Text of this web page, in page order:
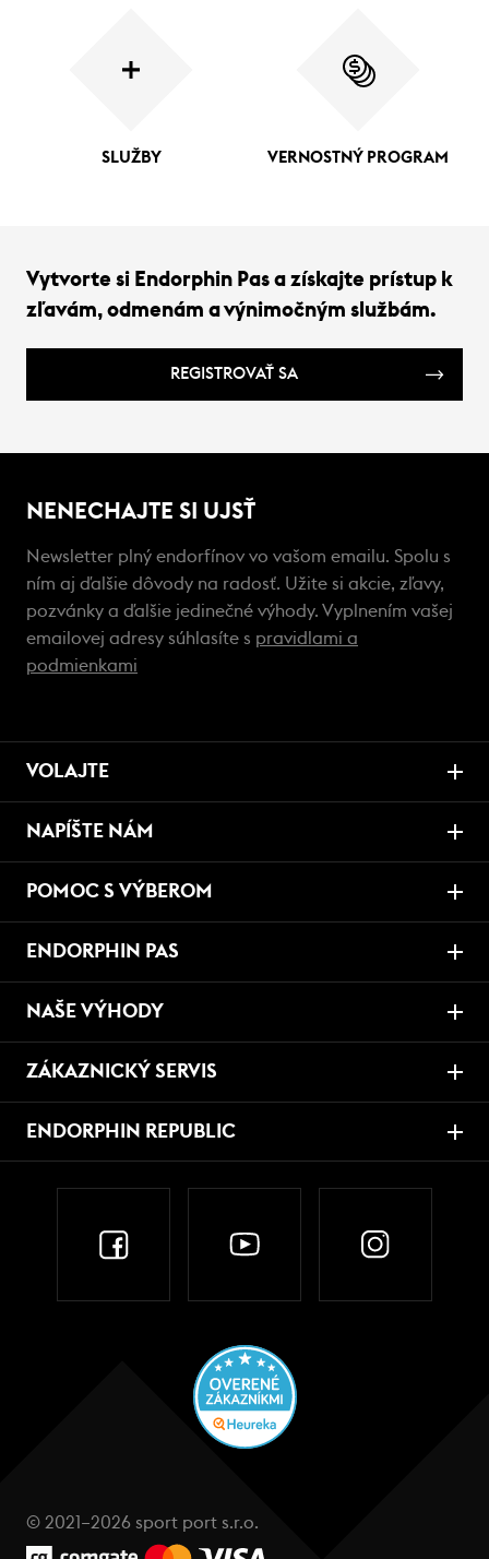
SLUŽBY VERNOSTNÝ PROGRAM
Vytvorte si Endorphin Pas a získajte prístup k
zľavám, odmenám a výnimočným službám.
REGISTROVAŤ SA
NENECHAJTE SI UJSŤ
Newsletter plný endorfínov vo vašom emailu. Spolu s
ním aj ďalšie dôvody na radosť. Užite si akcie, zľavy,
pozvánky a ďalšie jedinečné výhody. Vyplnením vašej
emailovej adresy súhlasíte s pravidlami a
podmienkami
VOLAJTE
NAPÍŠTE NÁM
POMOC S VÝBEROM
ENDORPHIN PAS
NAŠE VÝHODY
ZÁKAZNICKÝ SERVIS
ENDORPHIN REPUBLIC
© 2021–2026 sport port s.r.o.